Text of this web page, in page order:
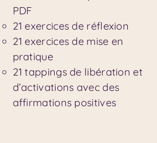
PDF
21 exercices de réflexion
21 exercices de mise en
pratique
21 tappings de libération et
d’activations avec des
affirmations positives